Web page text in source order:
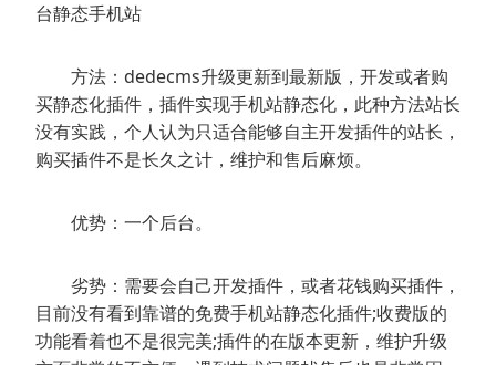
台静态手机站
方法：dedecms升级更新到最新版，开发或者购
买静态化插件，插件实现手机站静态化，此种方法站长
没有实践，个人认为只适合能够自主开发插件的站长，
购买插件不是长久之计，维护和售后麻烦。
优势：一个后台。
劣势：需要会自己开发插件，或者花钱购买插件，
目前没有看到靠谱的免费手机站静态化插件;收费版的
功能看着也不是很完美;插件的在版本更新，维护升级